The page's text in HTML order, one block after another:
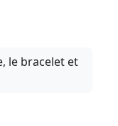
le bracelet et